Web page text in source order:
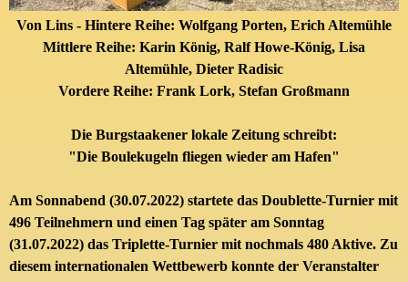
Von Lins - Hintere Reihe: Wolfgang Porten, Erich Altemühle
Mittlere Reihe: Karin König, Ralf Howe-König, Lisa
Altemühle, Dieter Radisic
Vordere Reihe: Frank Lork, Stefan Großmann
Die Burgstaakener lokale Zeitung schreibt:
"Die Boulekugeln fliegen wieder am Hafen"
Am Sonnabend (30.07.2022) startete das Doublette-Turnier mit
496 Teilnehmern und einen Tag später am Sonntag
(31.07.2022) das Triplette-Turnier mit nochmals 480 Aktive. Zu
diesem internationalen Wettbewerb konnte der Veranstalter